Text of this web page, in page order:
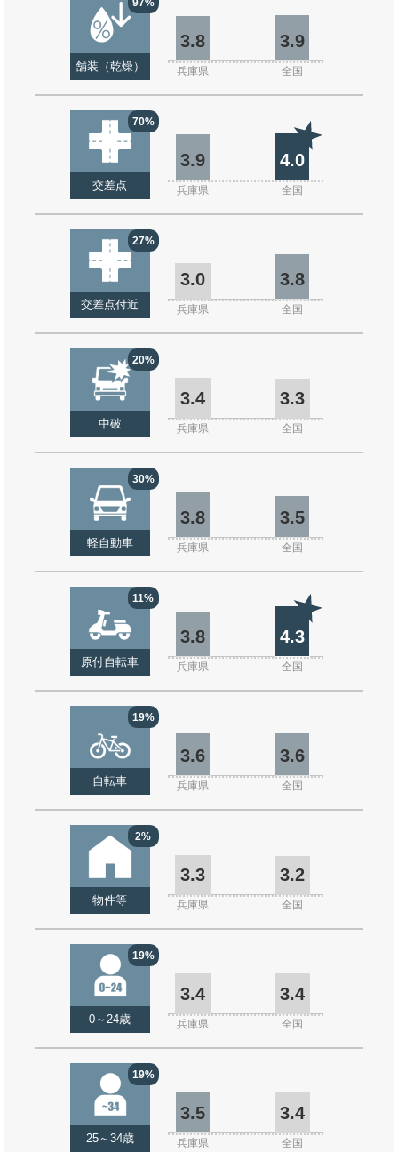
舗装（乾燥）
3.8 3.9
兵庫県 全国
70%
交差点
3.9 4.0
兵庫県 全国
27%
交差点付近
3.0 3.8
兵庫県 全国
20%
中破
3.4 3.3
兵庫県 全国
30%
軽自動車
3.8 3.5
兵庫県 全国
11%
原付自転車
3.8 4.3
兵庫県 全国
19%
自転車
3.6 3.6
兵庫県 全国
2%
物件等
3.3 3.2
兵庫県 全国
19%
0～24歳
3.4 3.4
兵庫県 全国
19%
25～34歳
3.5 3.4
兵庫県 全国